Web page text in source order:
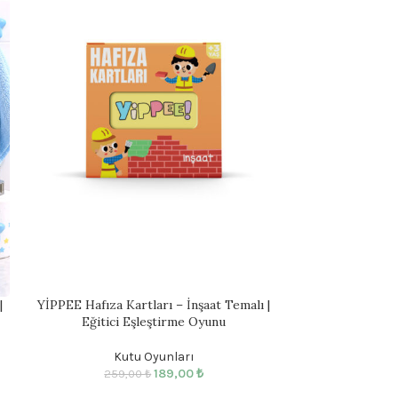
YİPPEE Hafıza Kartları – İnşaat Temalı |
Eğitici Eşleştirme Oyunu
Kutu Oyunları
259,00₺ 189,00₺